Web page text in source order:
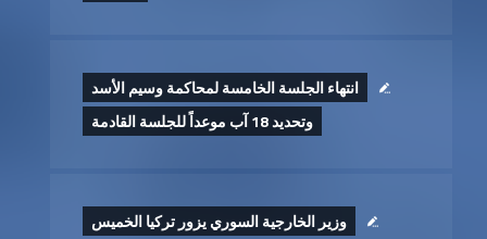
انتهاء الجلسة الخامسة لمحاكمة وسيم الأسد
وتحديد 18 آب موعداً للجلسة القادمة
وزير الخارجية السوري يزور تركيا الخميس